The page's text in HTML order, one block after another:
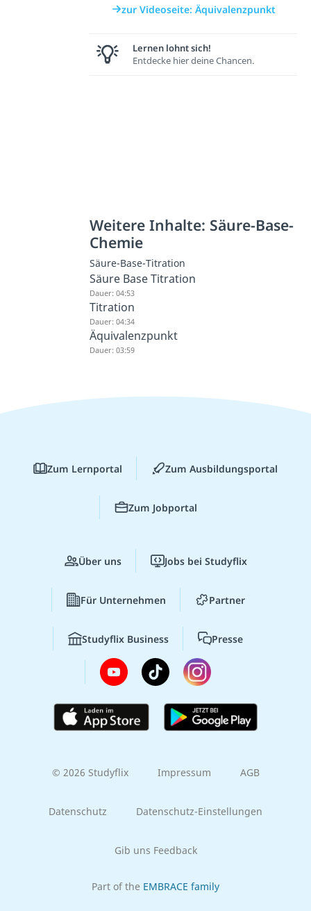
zur Videoseite: Äquivalenzpunkt
Lernen lohnt sich!
Entdecke hier deine Chancen.
Weitere Inhalte: Säure-Base-
Chemie
Säure-Base-Titration
Säure Base Titration
Dauer: 04:53
Titration
Dauer: 04:34
Äquivalenzpunkt
Dauer: 03:59
Zum Lernportal Zum Ausbildungsportal
Zum Jobportal
Über uns Jobs bei Studyflix
Für Unternehmen Partner
Studyflix Business Presse
© 2026 Studyflix Impressum AGB
Datenschutz Datenschutz-Einstellungen
Gib uns Feedback
Part of the EMBRACE family